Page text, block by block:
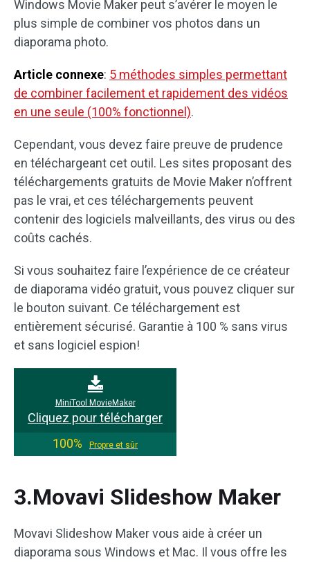
Windows Movie Maker peut s’avérer le moyen le
plus simple de combiner vos photos dans un
diaporama photo.
Article connexe: 5 méthodes simples permettant
de combiner facilement et rapidement des vidéos
en une seule (100% fonctionnel).
Cependant, vous devez faire preuve de prudence
en téléchargeant cet outil. Les sites proposant des
téléchargements gratuits de Movie Maker n’offrent
pas le vrai, et ces téléchargements peuvent
contenir des logiciels malveillants, des virus ou des
coûts cachés.
Si vous souhaitez faire l’expérience de ce créateur
de diaporama vidéo gratuit, vous pouvez cliquer sur
le bouton suivant. Ce téléchargement est
entièrement sécurisé. Garantie à 100 % sans virus
et sans logiciel espion!
MiniTool MovieMaker
Cliquez pour télécharger
100%
Propre et sûr
3.Movavi Slideshow Maker
Movavi Slideshow Maker vous aide à créer un
diaporama sous Windows et Mac. Il vous offre les